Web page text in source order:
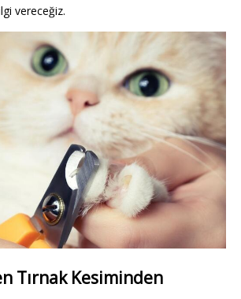
vereceğiz.
Tırnak Kesiminden